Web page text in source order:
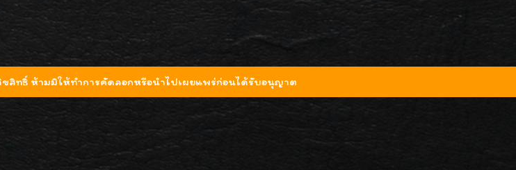
ขสิทธิ์ ห้ามมิให้ทำการคัดลอกหรือนำไปเผยแพร่ก่อนได้รับอนุญาต